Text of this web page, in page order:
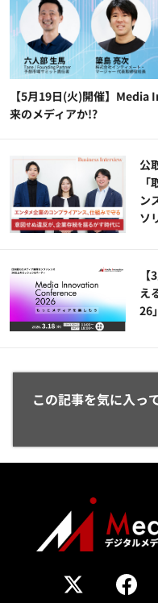
【5月19日(火)開催】
来のメディアか!?
公​​
ン
ソ
え
26
この記事を気に入っ